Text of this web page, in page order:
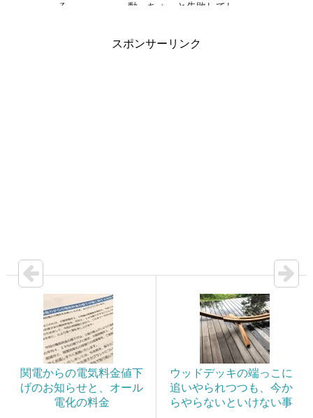
ろ
動。ちょっと失敗してし
スポンサーリンク
関電からの電気料金値下
げのお知らせと、オール
電化の料金
ウッドデッキの端っこに
追いやられつつも、今か
らやらないといけない事